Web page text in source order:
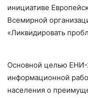
инициативе
Всемирной
«Ликвидировать
Основной целью ЕНИ-
информационной
населения о